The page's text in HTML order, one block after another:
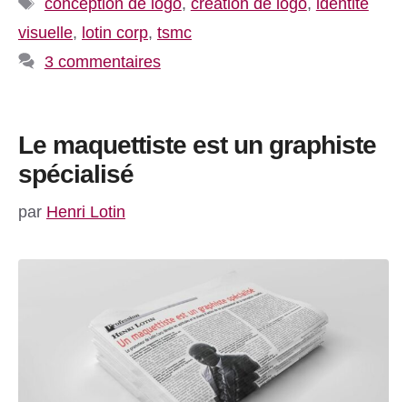
visuelle, lotin corp, tsmc
3 commentaires
Le maquettiste est un graphiste
spécialisé
par Henri Lotin